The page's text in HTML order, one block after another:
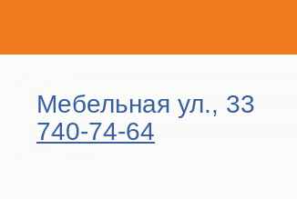
Мебельная ул., 33
740-74-64